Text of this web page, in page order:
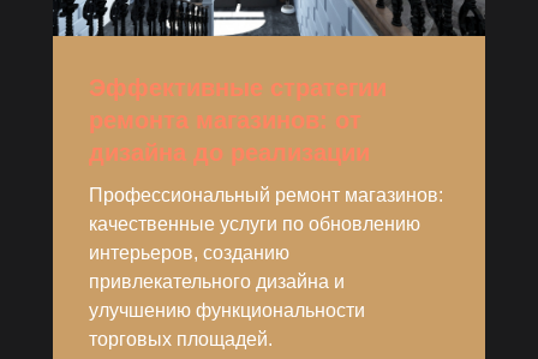
Эффективные стратегии
ремонта магазинов: от
дизайна до реализации
Профессиональный ремонт магазинов:
качественные услуги по обновлению
интерьеров, созданию
привлекательного дизайна и
улучшению функциональности
торговых площадей.